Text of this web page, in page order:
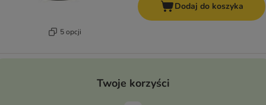
5 opcji
Dodaj do koszyka
Twoje korzyści